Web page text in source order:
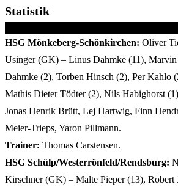
Statistik
HSG Mönkeberg-Schönkirchen: Oliver
Usinger (GK) – Linus Dahmke (11),
Dahmke (2), Torben Hinsch (2), Per Kahlo
Mathis Dieter Tödter (2), Nils Habighorst
Jonas Henrik Brütt, Lej Hartwig, Finn
Meier-Trieps, Yaron Pillmann.
Trainer: Thomas Carstensen.
HSG Schülp/Westerrönfeld/Rendsburg:
Kirschner (GK) – Malte Pieper (13), Robert